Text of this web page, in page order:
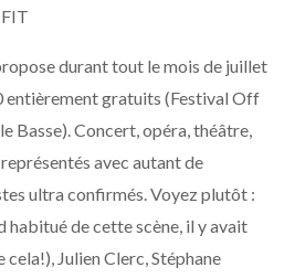
durant tout le mois de juillet
entièrement gratuits (Festival Off
Basse). Concert, opéra, théâtre,
avec autant de
ultra confirmés. Voyez plutôt :
habitué de cette scène, il y avait
cela!), Julien Clerc, Stéphane